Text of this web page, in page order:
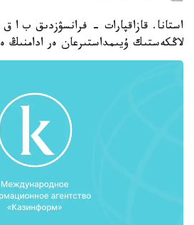
استانا. قازاقپارات - فرانسۋزدىق ب ا ق
لاڭكەستىك ۇيىمداستىرعان ەر ادامنىڭ